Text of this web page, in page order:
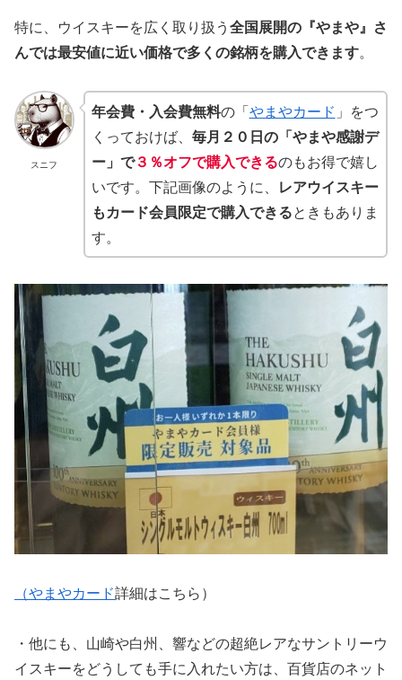
特に、ウイスキーを広く取り扱う全国展開の『やまや』さ
んでは最安値に近い価格で多くの銘柄を購入できます。
スニフ
年会費・入会費無料の「やまやカード 」をつ
くっておけば、 毎月２０日の「やまや感謝デ
ー」で３％オフで購入できるのもお得で嬉し
いです。下記画像のように、
レアウイスキー
もカード会員限定で購入できるときもありま
す。
（やまやカード詳細はこちら）
・他にも、山崎や白州、響などの超絶レアなサントリーウ
イスキーをどうしても手に入れたい方は、百貨店のネット